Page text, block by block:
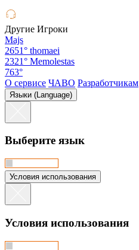
Другие Игроки
Majs
2651° thomaei
2321° Memolestas
763°
О сервисе ЧАВО Разработчикам
Языки (Language)
Выберите язык
Условия использования
Условия использования